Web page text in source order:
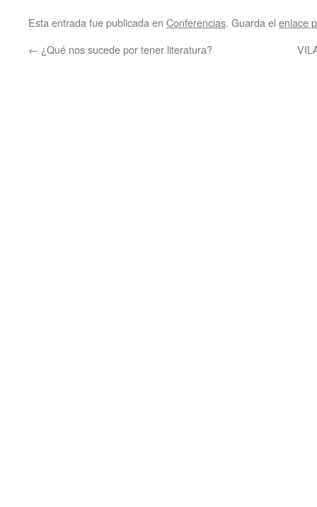
Esta entrada fue publicada en Conferencias. Guarda el enlace
← ¿Qué nos sucede por tener literatura?